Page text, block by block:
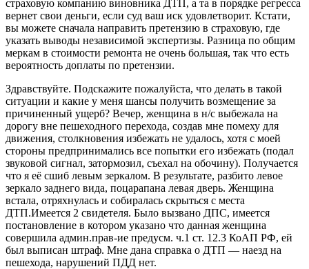
страховую компанию виновника ДТП, а та в порядке регресса
вернет свои деньги, если суд ваш иск удовлетворит. Кстати,
вы можете сначала направить претензию в страховую, где
указать выводы независимой экспертизы. Разница по общим
меркам в стоимости ремонта не очень большая, так что есть
вероятность доплаты по претензии.
Здравствуйте. Подскажите пожалуйста, что делать в такой
ситуации и какие у меня шансы получить возмещение за
причиненный ущерб? Вечер, женщина в н/с выбежала на
дорогу вне пешеходного перехода, создав мне помеху для
движения, столкновения избежать не удалось, хотя с моей
стороны предпринимались все попытки его избежать (подал
звуковой сигнал, затормозил, съехал на обочину). Получается
что я её сшиб левым зеркалом. В результате, разбито левое
зеркало заднего вида, поцарапана левая дверь. Женщина
встала, отряхнулась и собиралась скрыться с места
ДТП.Имеется 2 свидетеля. Было вызвано ДПС, имеется
постановление в котором указано что данная женщина
совершила админ.прав-ие предусм. ч.1 ст. 12.3 КоАП РФ, ей
был выписан штраф. Мне дана справка о ДТП — наезд на
пешехода, нарушений ПДД нет.